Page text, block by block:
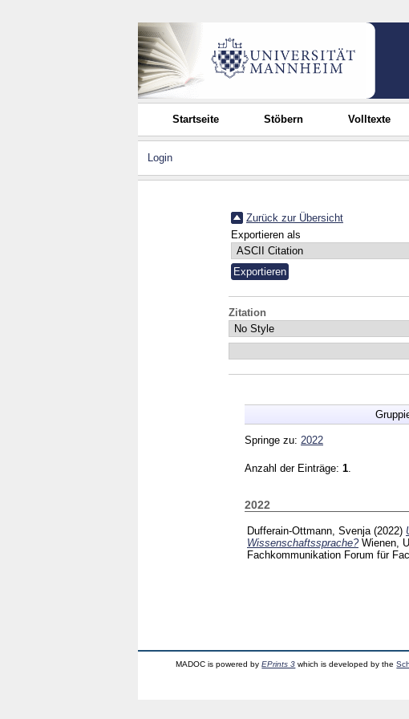
Startseite Stöbern Volltexte
Login
Zurück zur Übersicht
Exportieren als
Zitation
Springe zu: 2022
Anzahl der Einträge: 1
2022
Dufferain-Ottmann, Svenja (2022)
Wissenschaftssprache? Wienen,
Fachkommunikation Forum für
MADOC is powered byEPrints 3 which is developed by the